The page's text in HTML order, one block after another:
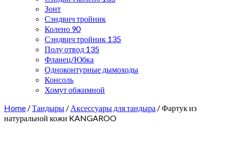
Зонт
Сэндвич тройник
Колено 90
Сэндвич тройник 135
Полу отвод 135
Фланец/Юбка
Одноконтурные дымоходы
Консоль
Хомут обжимной
Home /Тандыры / Аксессуары для тандыра / Фартук из
натуральной кожи KANGAROO